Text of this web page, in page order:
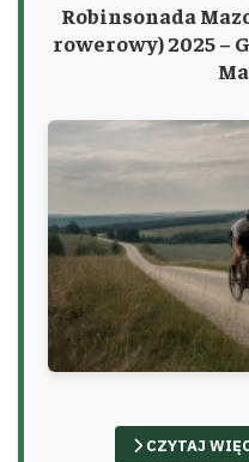
Robinsonada
rowerowy) 2025 –
CZYTAJ